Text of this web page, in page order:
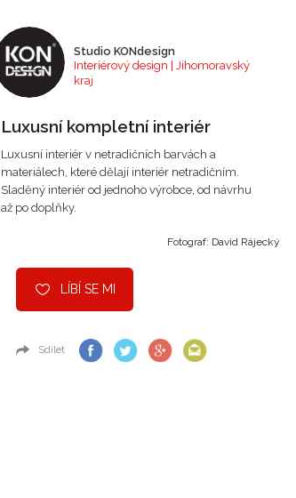
Studio KONdesign
Interiérový design | Jihomoravský
kraj
Luxusní kompletní interiér
Luxusní interiér v netradičních barvách a
materiálech, které dělají interiér netradičním.
Sladěný interiér od jednoho výrobce, od návrhu
až po doplňky.
Fotograf: David Rájecký
LÍBÍ SE MI
Sdílet